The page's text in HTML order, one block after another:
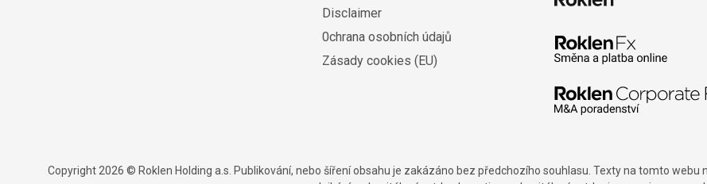
Disclaimer
0chrana osobních údajů
Zásady cookies (EU)
Copyright 2026 © Roklen Holding a.s. Publikování, nebo šíření obsahu je zakázáno bez předchozího souhlasu. Texty na tomto